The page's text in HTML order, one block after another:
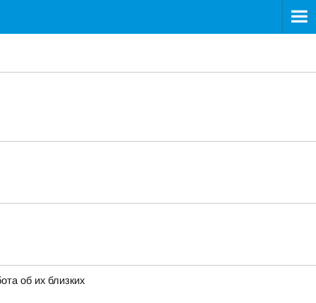
об их близких